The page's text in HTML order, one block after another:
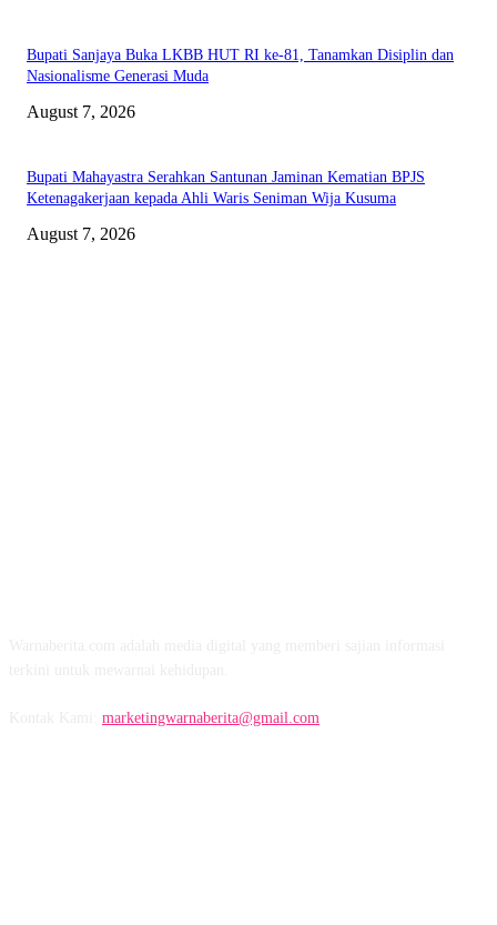
Bupati Sanjaya Buka LKBB HUT RI ke-81, Tanamkan Disiplin dan
Nasionalisme Generasi Muda
August 7, 2026
Bupati Mahayastra Serahkan Santunan Jaminan Kematian BPJS
Ketenagakerjaan kepada Ahli Waris Seniman Wija Kusuma
August 7, 2026
marketingwarnaberita@gmail.com